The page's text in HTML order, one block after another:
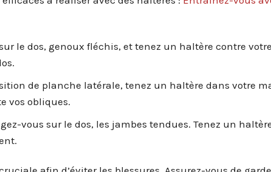
le dos, genoux fléchis, et tenez un haltère contre
de planche latérale, tenez un haltère dans votre
vos obliques.
vous sur le dos, les jambes tendues. Tenez un